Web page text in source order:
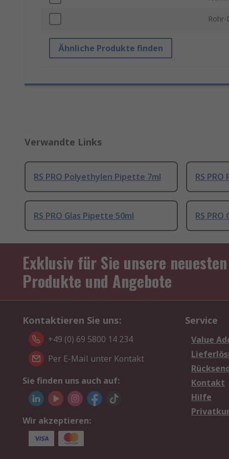
Ähnliche Produkte finden
Verwandte Links
RS PRO Polyethylen Pipette 7ml RS
RS PRO Glas Pipette 50ml RS
Exklusiv für Sie unsere neuesten
Produkte und Angebote
Kontaktieren Sie uns:
+49 (0) 69 5800 14 234
Per E-Mail unter Kontakt
Sie finden uns auch auf:
Wir akzeptieren:
Service
Value
Kontakt
Hilfe